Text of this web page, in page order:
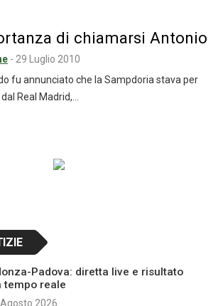
di chiamarsi Antonio
- 29 Luglio 2010
fu annunciato che la Sampdoria stava per
Real Madrid,…
Padova: diretta live e risultato
tempo reale
2026